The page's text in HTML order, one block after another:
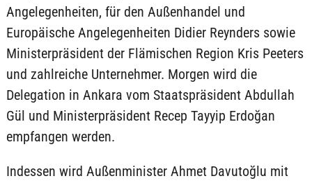
Angelegenheiten, für den Außenhandel und
Europäische Angelegenheiten Didier Reynders sowie
Ministerpräsident der Flämischen Region Kris Peeters
und zahlreiche Unternehmer. Morgen wird die
Delegation in Ankara vom Staatspräsident Abdullah
Gül und Ministerpräsident Recep Tayyip Erdoğan
empfangen werden.
Indessen wird Außenminister Ahmet Davutoğlu mit